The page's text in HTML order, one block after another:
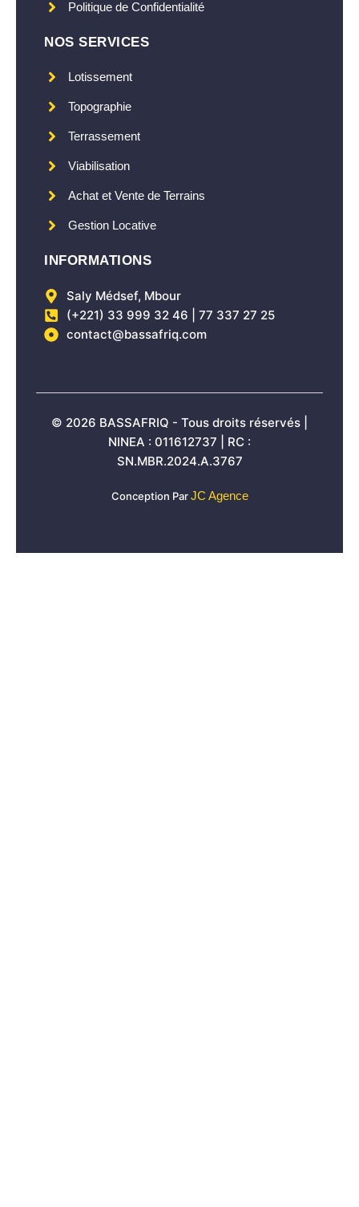
Politique de Confidentialité
NOS SERVICES
Lotissement
Topographie
Terrassement
Viabilisation
Achat et Vente de Terrains
Gestion Locative
INFORMATIONS
Saly Médsef, Mbour
(+221) 33 999 32 46 | 77 337 27 25
contact@bassafriq.com
© 2026 BASSAFRIQ - Tous droits réservés |
NINEA : 011612737 | RC :
SN.MBR.2024.A.3767
Conception ParJC Agence